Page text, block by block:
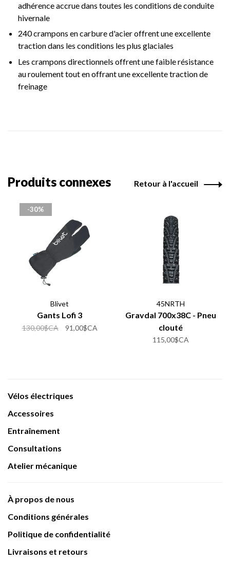
adhérence accrue dans toutes les conditions de conduite
hivernale
240 crampons en carbure d'acier offrent une excellente
traction dans les conditions les plus glaciales
Les crampons directionnels offrent une faible résistance
au roulement tout en offrant une excellente traction de
freinage
Produits connexes Retour à l'accueil
-30%
Blivet
Gants Lofi 3
130,00$CA 91,00$CA
45NRTH
Gravdal 700x38C - Pneu
clouté
115,00$CA
Vélos électriques
Accessoires
Entraînement
Consultations
Atelier mécanique
À propos de nous
Conditions générales
Politique de confidentialité
Livraisons et retours